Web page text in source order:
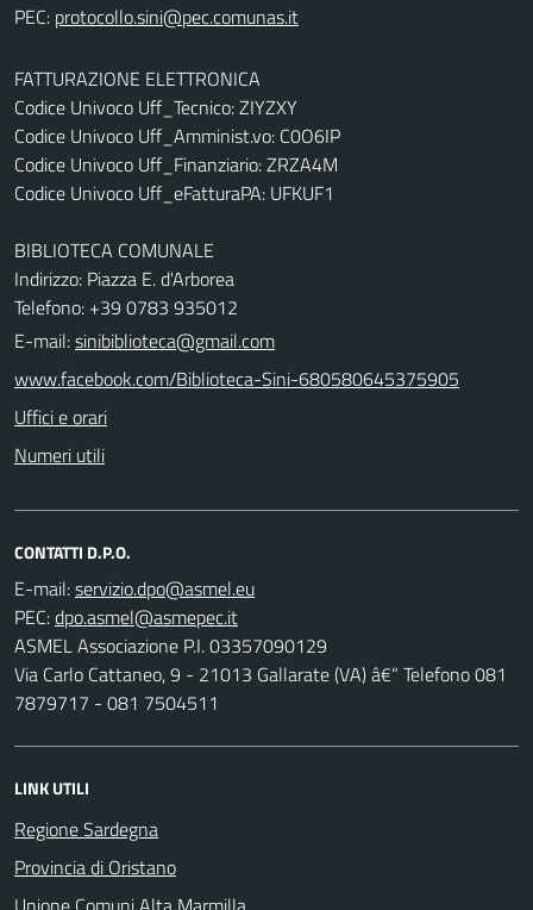
PEC:
FATTURAZIONE ELETTRONICA
Codice Univoco Uff_Tecnico: ZIYZXY
Codice Univoco Uff_Amminist.vo: C0O6IP
Codice Univoco Uff_Finanziario: ZRZA4M
Codice Univoco Uff_eFatturaPA: UFKUF1
BIBLIOTECA COMUNALE
Indirizzo: Piazza E. d'Arborea
Telefono: +39 0783 935012
E-mail:sinibiblioteca@gmail.com
www.facebook.com/Biblioteca-Sini-680580645375905
Uffici e orari
Numeri utili
CONTATTI D.P.O.
E-mail:
PEC:
ASMEL Associazione P.I. 03357090129
Via Carlo Cattaneo, 9 - 21013 Gallarate (VA) â€“ Telefono 081
7879717 - 081 7504511
LINK UTILI
Regione Sardegna
Provincia di Oristano